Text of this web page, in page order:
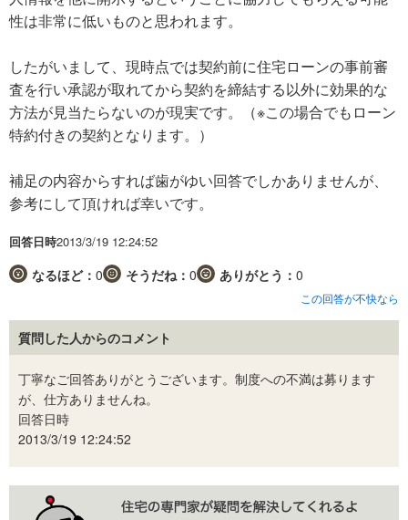
性は非常に低いものと思われます。
したがいまして、現時点では契約前に住宅ローンの事前審
査を行い承認が取れてから契約を締結する以外に効果的な
方法が見当たらないのが現実です。（※この場合でもローン
特約付きの契約となります。）
補足の内容からすれば歯がゆい回答でしかありませんが、
参考にして頂ければ幸いです。
回答日時2013/3/19 12:24:52
なるほど： 0 そうだね： 0 ありがとう： 0
この回答が不快なら
質問した人からのコメント
丁寧なご回答ありがとうございます。制度への不満は募ります
が、仕方ありませんね。
回答日時
2013/3/19 12:24:52